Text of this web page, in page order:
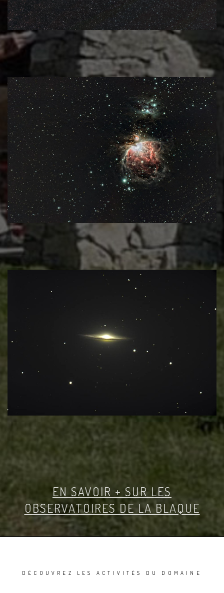
EN SAVOIR + SUR LES
OBSERVATOIRES DE LA BLAQUE
DÉCOUVREZ LES ACTIVITÉS DU DOMAINE